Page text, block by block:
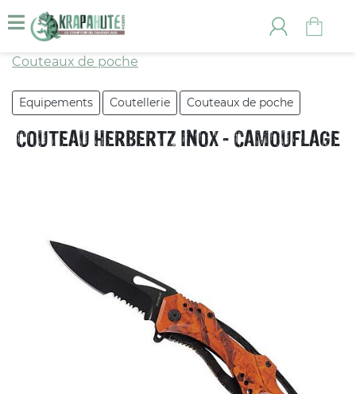
Equipements Coutellerie Couteaux de poche
COUTEAU HERBERTZ INOX - CAMOUFLAGE
Couteaux de poche